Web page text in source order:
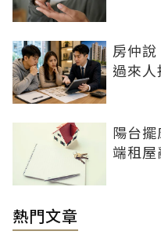
房仲
過來
陽台
端租
熱門文章